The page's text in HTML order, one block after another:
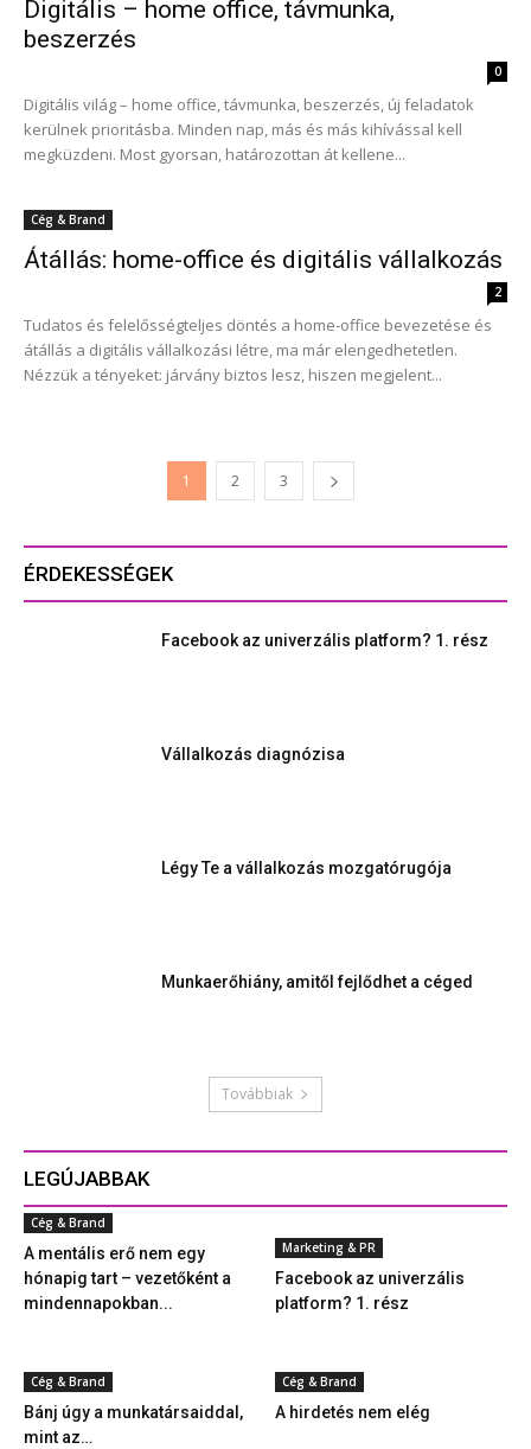
Digitális – home office, távmunka,
beszerzés
0
Digitális világ – home office, távmunka, beszerzés, új feladatok
kerülnek prioritásba. Minden nap, más és más kihívással kell
megküzdeni. Most gyorsan, határozottan át kellene...
Cég & Brand
Átállás: home-office és digitális vállalkozás
2
Tudatos és felelősségteljes döntés a home-office bevezetése és
átállás a digitális vállalkozási létre, ma már elengedhetetlen.
Nézzük a tényeket: járvány biztos lesz, hiszen megjelent...
1 2 3
ÉRDEKESSÉGEK
Facebook az univerzális platform? 1. rész
Vállalkozás diagnózisa
Légy Te a vállalkozás mozgatórugója
Munkaerőhiány, amitől fejlődhet a céged
Továbbiak
LEGÚJABBAK
Cég & Brand
A mentális erő nem egy
hónapig tart – vezetőként a
mindennapokban...
Marketing & PR
Facebook az univerzális
platform? 1. rész
Cég & Brand
Bánj úgy a munkatársaiddal,
mint az…
Cég & Brand
A hirdetés nem elég